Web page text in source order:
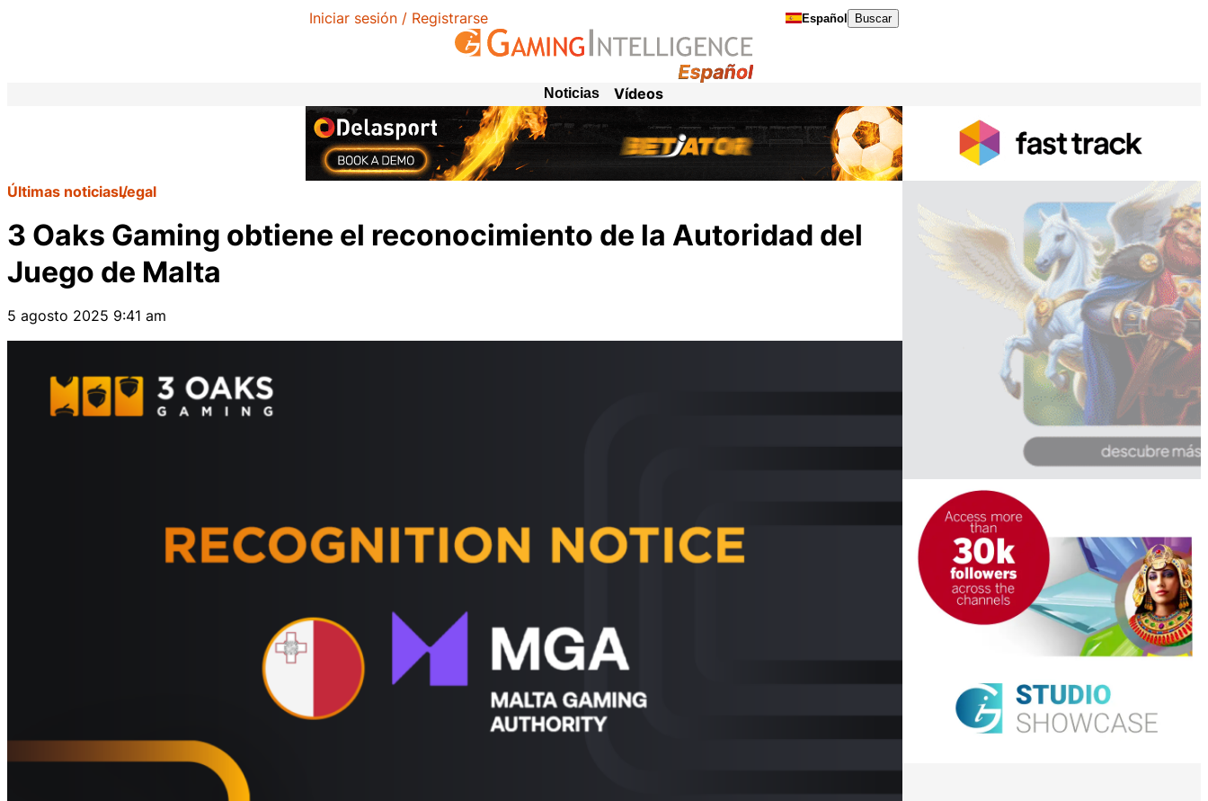
Iniciar sesión / Registrarse Español Buscar
Noticias Vídeos
Últimas noticiasLegal
3 Oaks Gaming obtiene el reconocimiento de la Autoridad del
Juego de Malta
5 agosto 2025 9:41 am